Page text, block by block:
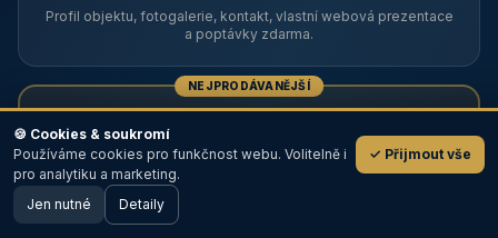
Profil objektu, fotogalerie, kontakt, vlastní webová prezentace
a poptávky zdarma.
NEJPRODÁVANĚJŠÍ
Prémiový partner
TOP pozice na titulce, přednost ve výpisech, zlatý odznak a
💬
🖥️ Desktop verze
🍪 Cookies & soukromí
Používáme cookies pro funkčnost webu. Volitelně i
pro analytiku a marketing.
✓ Přijmout vše
Jen nutné Detaily